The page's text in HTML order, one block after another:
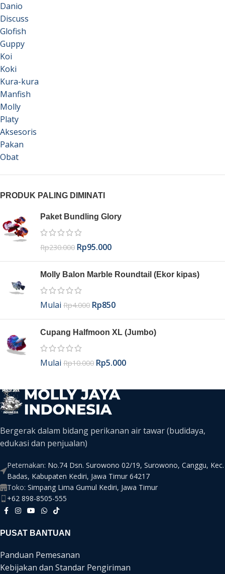
Danio
Discuss
Glofish
Guppy
Koi
Koki
Kura-kura
Manfish
Molly
Platy
Aksesoris
Pakan
Obat
PRODUK PALING DIMINATI
Paket Bundling Glory
Rp230.000 Rp95.000
Molly Balon Marble Roundtail (Ekor kipas)
Mulai Rp4.000 Rp850
Cupang Halfmoon XL (Jumbo)
Mulai Rp10.000 Rp5.000
Bergerak dalam bidang perikanan air tawar (budidaya,
edukasi dan penjualan)
Peternakan: No.74 Dsn. Surowono 02/19, Surowono, Canggu, Kec.
Badas, Kabupaten Kediri, Jawa Timur 64217
Toko: Simpang Lima Gumul Kediri, Jawa Timur
+62 898-8505-555
PUSAT BANTUAN
Panduan Pemesanan
Kebijakan dan Standar Pengiriman